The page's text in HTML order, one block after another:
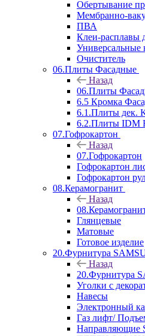
Обертывание
Мембранно-
ПВА
Клеи-расплавы
Универсальные
Очиститель
06.Плиты Фасадные
Назад
06.Плиты
6.5 Кромка
6.1.Плиты дек.
6.2.Плиты IDM
07.Гофрокартон
Назад
07.Гофрокартон
Гофрокартон
Гофрокартон
08.Керамогранит
Назад
Глянцевые
Матовые
Готовое изделие
20.Фурнитура
Назад
20.Фурнитура
Уголки с
Навесы
Электронный
Газ лифт/
Направляющие